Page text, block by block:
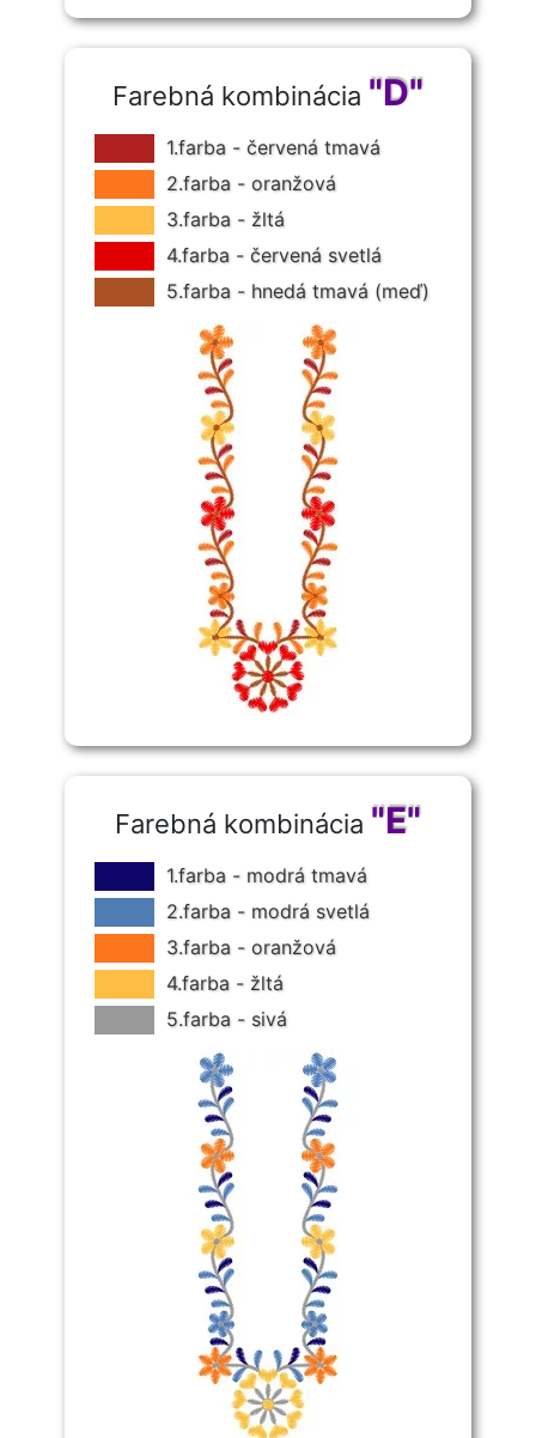
Farebná kombinácia "D"
1.farba - červená tmavá
2.farba - oranžová
3.farba - žltá
4.farba - červená svetlá
5.farba - hnedá tmavá (meď)
Farebná kombinácia "E"
1.farba - modrá tmavá
2.farba - modrá svetlá
3.farba - oranžová
4.farba - žltá
5.farba - sivá